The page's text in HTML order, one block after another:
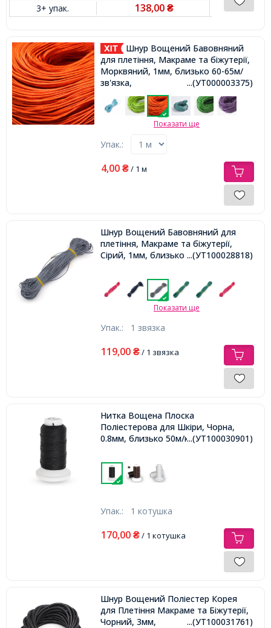
3+ упак. 138,00 ₴
Шнур Вощений Бавовняний
для плетіння, Макраме та біжутерії,
Морквяний, 1мм, близько 60-65м/
зв'язка,
...(УТ000003375)
Показати ще
Упак.:
4,00 ₴/ 1 м
Шнур Вощений Бавовняний для
плетіння, Макраме та біжутерії,
Сірий, 1мм, близько 60-65м/зв'язка,
...(УТ100028818)
Показати ще
Упак.: 1 звязка
119,00 ₴/ 1 звязка
Нитка Вощена Плоска
Поліестерова для Шкіри, Чорна,
0.8мм, близько 50м/котушка,
...(УТ100030901)
Упак.: 1 котушка
170,00 ₴/ 1 котушка
Шнур Вощений Поліестер Корея
для Плетіння Макраме та Біжутерії,
Чорний, 3мм,
...(УТ100031761)